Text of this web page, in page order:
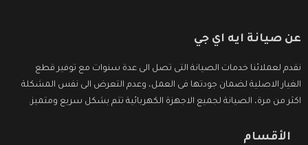
عن صيانة ايه اي جي
نقدم لعملائنا خدمات الصيانة التى تصل الى عدة سنوات مع توفير قطع
الغيار الاصلية لضمان جودتها فى العمل، وعدم التعرض الى نفس المشكلة
اكثر من مرة، الصيانة لجميع الاجهزة الكهربائية تتم بشكل سريع ومتميز.
الأقسام